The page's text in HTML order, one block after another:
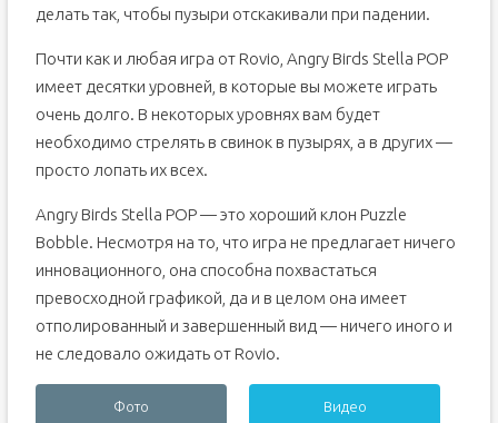
делать так, чтобы пузыри отскакивали при падении.
Почти как и любая игра от Rovio, Angry Birds Stella POP
имеет десятки уровней, в которые вы можете играть
очень долго. В некоторых уровнях вам будет
необходимо стрелять в свинок в пузырях, а в других —
просто лопать их всех.
Angry Birds Stella POP — это хороший клон Puzzle
Bobble. Несмотря на то, что игра не предлагает ничего
инновационного, она способна похвастаться
превосходной графикой, да и в целом она имеет
отполированный и завершенный вид — ничего иного и
не следовало ожидать от Rovio.
Фото Видео